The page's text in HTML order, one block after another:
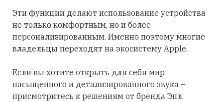
Эти функции делают использование устройства
не только комфортным, но и более
персонализированным. Именно поэтому многие
владельцы переходят на экосистему Apple.
Если вы хотите открыть для себя мир
насыщенного и детализированного звука –
присмотритесь к решениям от бренда Эпл.